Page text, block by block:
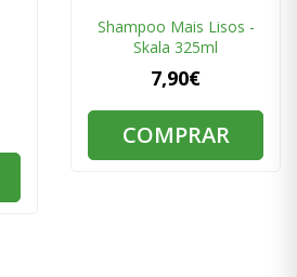
Shampoo Mais Lisos -
Skala 325ml
7,90€
COMPRAR